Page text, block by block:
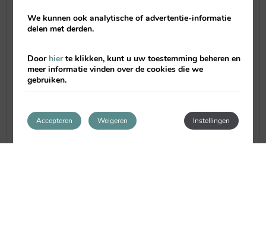
disponibilidad.
We kunnen ook analytische of advertentie-informatie
delen met derden.
Door hierte klikken, kunt u uw toestemming beheren en
meer informatie vinden over de cookies die we
gebruiken.
Accepteren Instellingen
Weigeren